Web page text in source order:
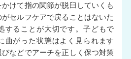
けて指の関節が脱臼していくも
セルフケアで戻ることはないた
することが大切です。子どもで
曲がった状態はよく見られます
などでアーチを正しく保つ対策